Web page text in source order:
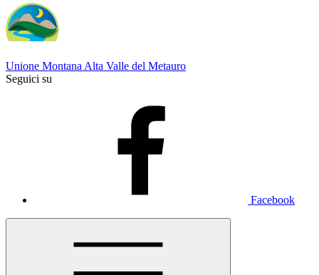
Unione Montana Alta Valle del Metauro
Seguici su
Facebook